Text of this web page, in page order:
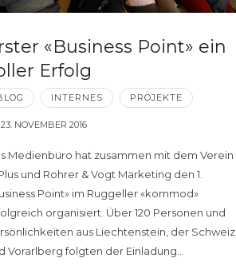
«Business Point» ein
Erfolg
INTERNES PROJEKTE
23. NOVEMBER 2016
Medienbüro hat zusammen mit dem Verein
und Rohrer & Vogt Marketing den 1.
Point» im Ruggeller «kommod»
organisiert. Über 120 Personen und
aus Liechtenstein, der Schweiz
Vorarlberg folgten der Einladung…